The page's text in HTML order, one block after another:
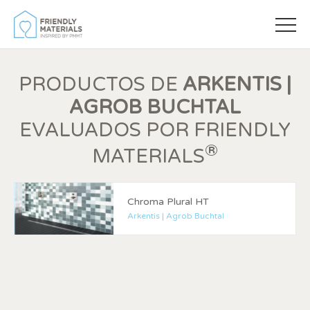
PRODUCTOS DE ARKENTIS |
AGROB BUCHTAL
EVALUADOS POR FRIENDLY
MATERIALS®
Chroma Plural HT
Arkentis | Agrob Buchtal
Modificar cookies
Técnicas y funcionales